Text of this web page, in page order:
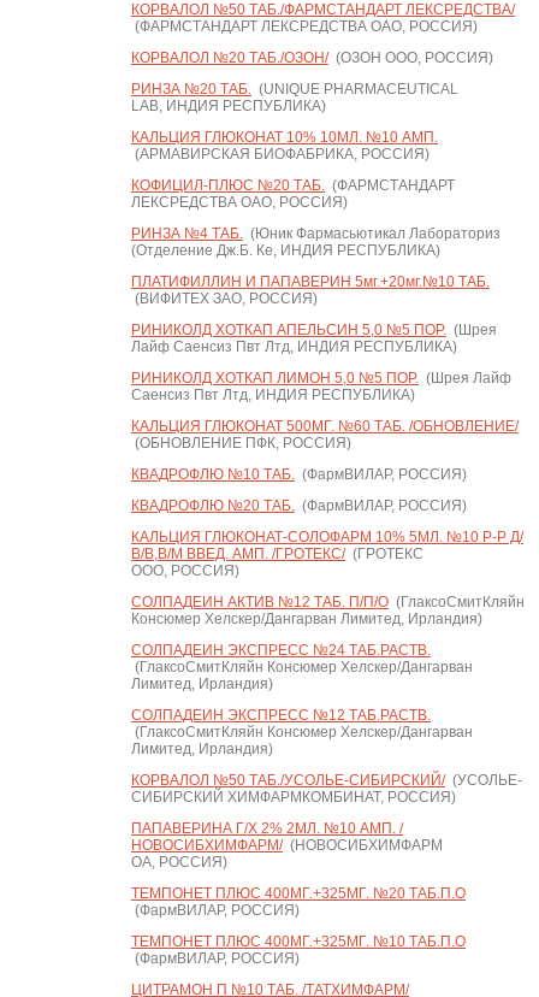
КОРВАЛОЛ №50 ТАБ./ФАРМСТАНДАРТ ЛЕКСРЕДСТВА/
(ФАРМСТАНДАРТ ЛЕКСРЕДСТВА ОАО, РОССИЯ)
КОРВАЛОЛ №20 ТАБ./ОЗОН/(ОЗОН ООО, РОССИЯ)
РИНЗА №20 ТАБ.(UNIQUE PHARMACEUTICAL
LAB, ИНДИЯ РЕСПУБЛИКА)
КАЛЬЦИЯ ГЛЮКОНАТ 10% 10МЛ. №10 АМП.
(АРМАВИРСКАЯ БИОФАБРИКА, РОССИЯ)
КОФИЦИЛ-ПЛЮС №20 ТАБ.(ФАРМСТАНДАРТ
ЛЕКСРЕДСТВА ОАО, РОССИЯ)
РИНЗА №4 ТАБ.(Юник Фармасьютикал Лабораториз
(Отделение Дж.Б. Ке, ИНДИЯ РЕСПУБЛИКА)
ПЛАТИФИЛЛИН И ПАПАВЕРИН 5мг.+20мг.№10 ТАБ.
(ВИФИТЕХ ЗАО, РОССИЯ)
РИНИКОЛД ХОТКАП АПЕЛЬСИН 5,0 №5 ПОР.(Шрея
Лайф Саенсиз Пвт Лтд, ИНДИЯ РЕСПУБЛИКА)
РИНИКОЛД ХОТКАП ЛИМОН 5,0 №5 ПОР.(Шрея Лайф
Саенсиз Пвт Лтд, ИНДИЯ РЕСПУБЛИКА)
КАЛЬЦИЯ ГЛЮКОНАТ 500МГ. №60 ТАБ. /ОБНОВЛЕНИЕ/
(ОБНОВЛЕНИЕ ПФК, РОССИЯ)
КВАДРОФЛЮ №10 ТАБ.(ФармВИЛАР, РОССИЯ)
КВАДРОФЛЮ №20 ТАБ.(ФармВИЛАР, РОССИЯ)
КАЛЬЦИЯ ГЛЮКОНАТ-СОЛОФАРМ 10% 5МЛ. №10 Р-Р Д/
В/В,В/М ВВЕД. АМП. /ГРОТЕКС/(ГРОТЕКС
ООО, РОССИЯ)
СОЛПАДЕИН АКТИВ №12 ТАБ. П/П/О(ГлаксоСмитКляйн
Консюмер Хелскер/Дангарван Лимитед, Ирландия)
СОЛПАДЕИН ЭКСПРЕСС №24 ТАБ.РАСТВ.
(ГлаксоСмитКляйн Консюмер Хелскер/Дангарван
Лимитед, Ирландия)
СОЛПАДЕИН ЭКСПРЕСС №12 ТАБ.РАСТВ.
(ГлаксоСмитКляйн Консюмер Хелскер/Дангарван
Лимитед, Ирландия)
КОРВАЛОЛ №50 ТАБ./УСОЛЬЕ-СИБИРСКИЙ/(УСОЛЬЕ-
СИБИРСКИЙ ХИМФАРМКОМБИНАТ, РОССИЯ)
ПАПАВЕРИНА Г/Х 2% 2МЛ. №10 АМП. /
НОВОСИБХИМФАРМ/(НОВОСИБХИМФАРМ
ОА, РОССИЯ)
ТЕМПОНЕТ ПЛЮС 400МГ.+325МГ. №20 ТАБ.П.О
(ФармВИЛАР, РОССИЯ)
ТЕМПОНЕТ ПЛЮС 400МГ.+325МГ. №10 ТАБ.П.О
(ФармВИЛАР, РОССИЯ)
ЦИТРАМОН П №10 ТАБ. /ТАТХИМФАРМ/